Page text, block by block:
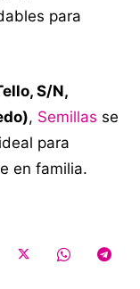
para
S/N,
, Semillas se
para
en familia.